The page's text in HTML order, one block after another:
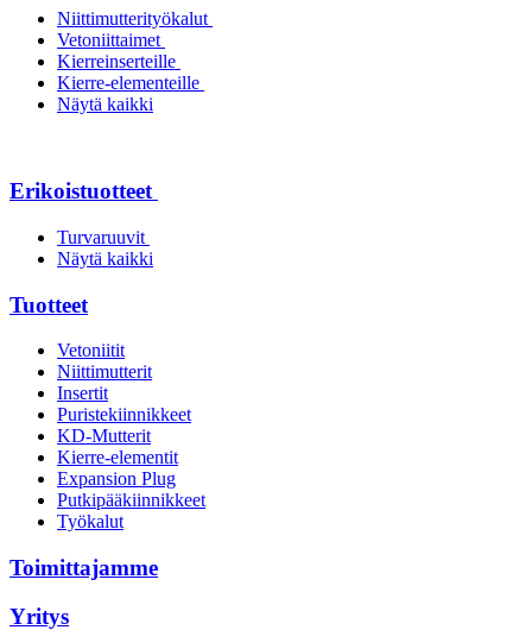
Niittimutterityökalut
Vetoniittaimet
Kierreinserteille
Kierre-elementeille
Näytä kaikki
Erikoistuotteet
Turvaruuvit
Näytä kaikki
Tuotteet
Vetoniitit
Niittimutterit
Insertit
Puristekiinnikkeet
KD-Mutterit
Kierre-elementit
Expansion Plug
Putkipääkiinnikkeet
Työkalut
Toimittajamme
Yritys